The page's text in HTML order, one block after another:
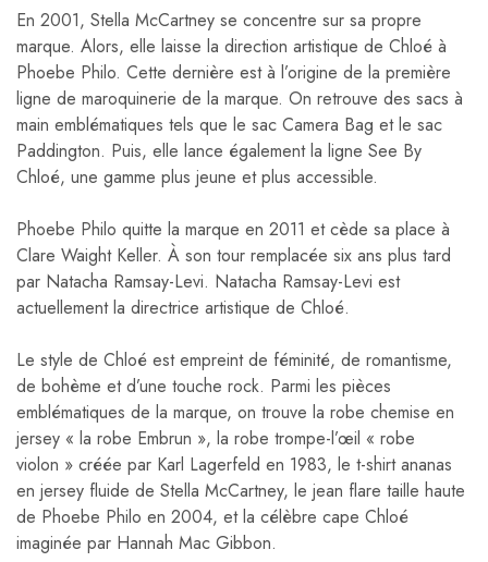
En 2001, Stella McCartney se concentre sur sa propre
marque. Alors, elle laisse la direction artistique de Chloé à
Phoebe Philo. Cette dernière est à l’origine de la première
ligne de maroquinerie de la marque. On retrouve des sacs à
main emblématiques tels que le sac Camera Bag et le sac
Paddington. Puis, elle lance également la ligne See By
Chloé, une gamme plus jeune et plus accessible.
Phoebe Philo quitte la marque en 2011 et cède sa place à
Clare Waight Keller. À son tour remplacée six ans plus tard
par Natacha Ramsay-Levi. Natacha Ramsay-Levi est
actuellement la directrice artistique de Chloé.
Le style de Chloé est empreint de féminité, de romantisme,
de bohème et d’une touche rock. Parmi les pièces
emblématiques de la marque, on trouve la robe chemise en
jersey « la robe Embrun », la robe trompe-l’œil « robe
violon » créée par Karl Lagerfeld en 1983, le t-shirt ananas
en jersey fluide de Stella McCartney, le jean flare taille haute
de Phoebe Philo en 2004, et la célèbre cape Chloé
imaginée par Hannah Mac Gibbon.